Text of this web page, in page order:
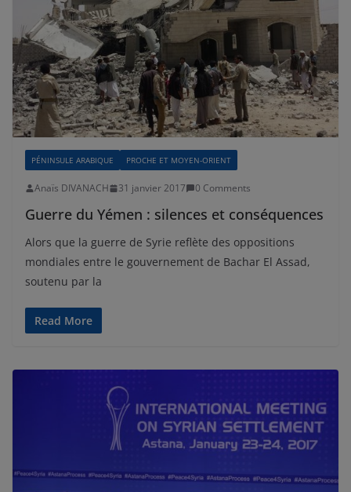
PÉNINSULE ARABIQUE PROCHE ET MOYEN-ORIENT
Anaïs DIVANACH 31 janvier 2017 0 Comments
Guerre du Yémen : silences et conséquences
Alors que la guerre de Syrie reflète des oppositions
mondiales entre le gouvernement de Bachar El Assad,
soutenu par la
Read More